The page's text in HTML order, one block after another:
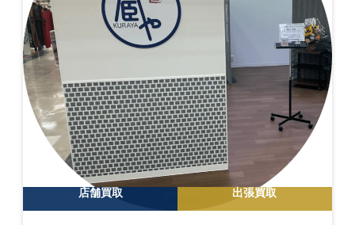
店舗買取 出張買取